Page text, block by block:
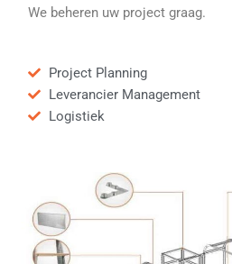
We beheren uw project graag.
Project Planning
Leverancier Management
Logistiek